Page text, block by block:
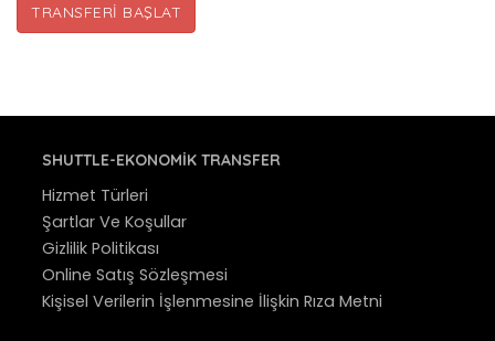
TRANSFERI BAŞLAT
SHUTTLE-EKONOMIK TRANSFER
Hizmet Türleri
Şartlar Ve Koşullar
Gizlilik Politikası
Online Satış Sözleşmesi
Kişisel Verilerin İşlenmesine İlişkin Rıza Metni